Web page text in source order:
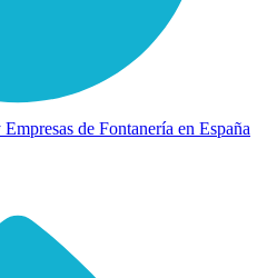
de Fontanería en España